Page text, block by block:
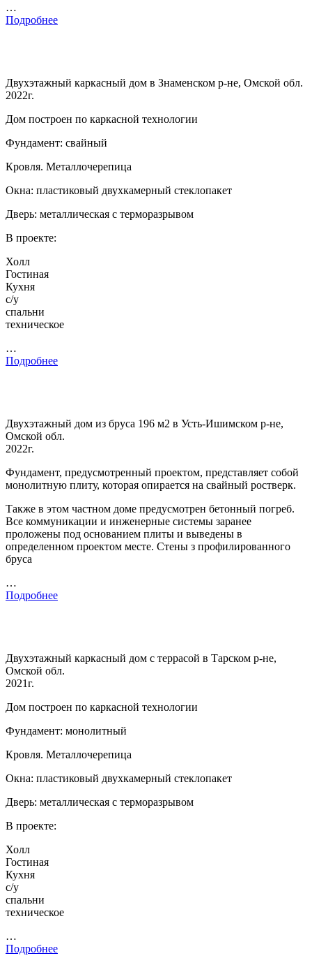
…
Подробнее
Двухэтажный каркасный дом в Знаменском р-не, Омской обл.
2022г.
Дом построен по каркасной технологии
Фундамент: свайный
Кровля. Металлочерепица
Окна: пластиковый двухкамерный стеклопакет
Дверь: металлическая с терморазрывом
В проекте:
Холл
Гостиная
Кухня
с/у
спальни
техническое
…
Подробнее
Двухэтажный дом из бруса 196 м2 в Усть-Ишимском р-не,
Омской обл.
2022г.
Фундамент, предусмотренный проектом, представляет собой
монолитную плиту, которая опирается на свайный ростверк.
Также в этом частном доме предусмотрен бетонный погреб.
Все коммуникации и инженерные системы заранее
проложены под основанием плиты и выведены в
определенном проектом месте. Стены з профилированного
бруса
…
Подробнее
Двухэтажный каркасный дом с террасой в Тарском р-не,
Омской обл.
2021г.
Дом построен по каркасной технологии
Фундамент: монолитный
Кровля. Металлочерепица
Окна: пластиковый двухкамерный стеклопакет
Дверь: металлическая с терморазрывом
В проекте:
Холл
Гостиная
Кухня
с/у
спальни
техническое
…
Подробнее